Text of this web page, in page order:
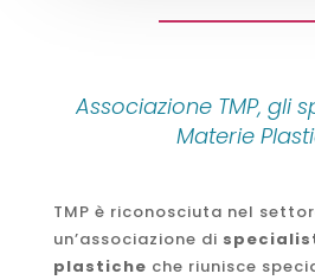
Associazione TMP, gli
Materie
TMP è riconosciuta nel
un’associazione di
plastiche che riunisce